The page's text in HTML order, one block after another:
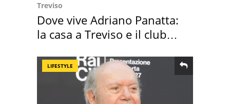
Treviso
Dove vive Adriano Panatta:
la casa a Treviso e il club
LIFESTYLE